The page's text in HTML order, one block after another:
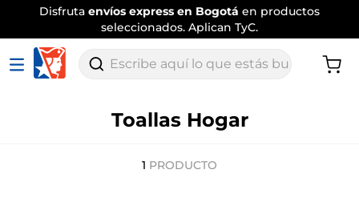
Disfruta envíos express en Bogotá en productos
seleccionados. Aplican TyC.
Escribe aquí lo que estás buscando
Toallas Hogar
1 PRODUCTO